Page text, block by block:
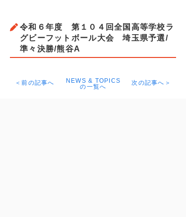
令和６年度 第１０４回全国高等学校ラ
グビーフットボール大会 埼玉県予選/
準々決勝/熊谷A
＜前の記事へ
NEWS & TOPICS
の一覧へ
次の記事へ＞